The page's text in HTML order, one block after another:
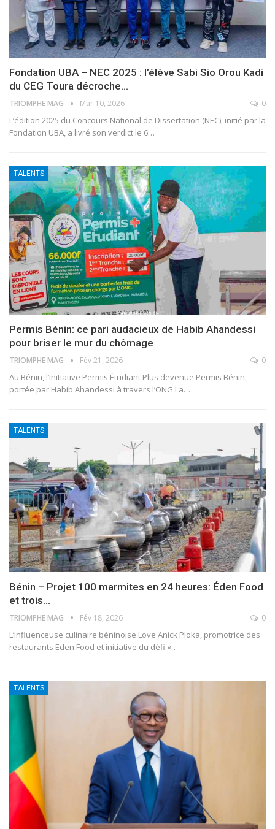
Fondation UBA – NEC 2025 : l’élève Sabi Sio Orou Kadi
du CEG Toura décroche…
TRIOMPHE MAG Mar 10, 2026 0
L’édition 2025 du Concours National de Dissertation (NEC), initié par la
Fondation UBA, a livré son verdict le 6…
TALENTS
Permis Bénin: ce pari audacieux de Habib Ahandessi
pour briser le mur du chômage
TRIOMPHE MAG Fév 21, 2026 0
Au Bénin, l’initiative Permis Étudiant Plus devenue Permis Bénin,
portée par Habib Ahandessi à travers l’ONG La…
TALENTS
Bénin – Projet 100 marmites en 24 heures: Éden Food
et trois…
TRIOMPHE MAG Fév 18, 2026 0
L’influenceuse culinaire béninoise Love Anick Ploka, promotrice des
restaurants Eden Food et initiative du défi «…
TALENTS